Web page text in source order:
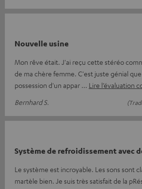
Nouvelle usine
Mon rêve était. J'ai reçu cette stéréo
de ma chère femme. C'est juste génial
possession d'un appar
Lire l’évaluation
Bernhard S.
Système de refroidissement avec
Le système est incroyable. Les sons sont
martèle bien. Je suis très satisfait de la